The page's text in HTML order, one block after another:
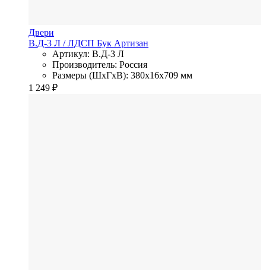
Двери
В.Д-3 Л / ЛДСП Бук Артизан
Артикул: В.Д-3 Л
Производитель: Россия
Размеры (ШхГхВ): 380x16x709 мм
1 249 ₽